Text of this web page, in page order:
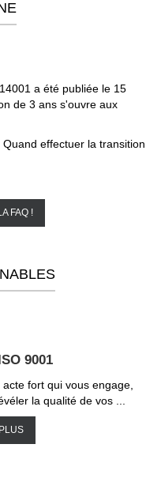
a été publiée le 15
de 3 ans s'ouvre aux
effectuer la transition
FAQ !
9001
fort qui vous engage,
la qualité de vos ...